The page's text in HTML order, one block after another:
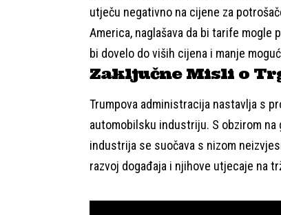
utječu negativno na cijene za
America, naglašava da bi tarife
bi dovelo do viših cijena i manje
Zaključne Misli o
Trumpova administracija nastavlja s
automobilsku industriju. S obzirom
industrija se suočava s nizom
razvoj događaja i njihove utjecaje na